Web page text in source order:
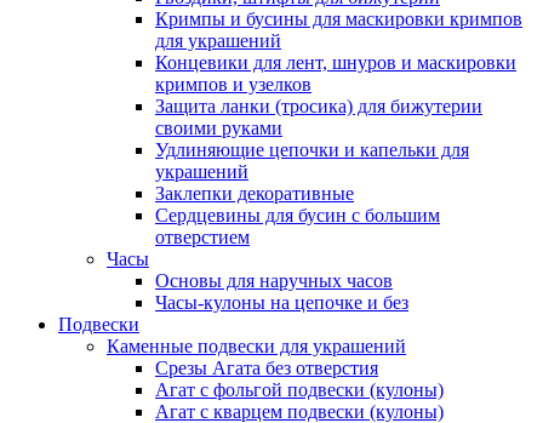
Кримпы и бусины для маскировки кримпов
для украшений
Концевики для лент, шнуров и маскировки
кримпов и узелков
Защита ланки (тросика) для бижутерии
своими руками
Удлиняющие цепочки и капельки для
украшений
Заклепки декоративные
Сердцевины для бусин с большим
отверстием
Часы
Основы для наручных часов
Часы-кулоны на цепочке и без
Подвески
Каменные подвески для украшений
Срезы Агата без отверстия
Агат с фольгой подвески (кулоны)
Агат с кварцем подвески (кулоны)